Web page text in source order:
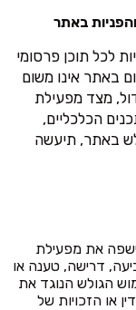
באתר
לכל תוכן פרסומי
באתר אינו משום
מצד מפעילת
הכלכליים,
באתר, תיעשה
ישפה את מפעילת
דרישה, טענה או
הגולש הנוגד את
או הזכויות של